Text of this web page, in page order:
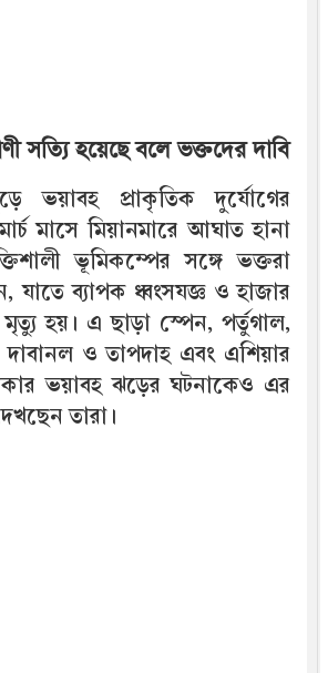
সত্যি হয়েছে বলে ভক্তদের দাবি
ভয়াবহ প্রাকৃতিক দুর্যোগের
মাসে মিয়ানমারে আঘাত হানা
ভূমিকম্পের সঙ্গে ভক্তরা
যাতে ব্যাপক ধ্বংসযজ্ঞ ও হাজার
হয়। এ ছাড়া স্পেন, পর্তুগাল,
দাবানল ও তাপদাহ এবং এশিয়ার
ভয়াবহ ঝড়ের ঘটনাকেও এর
তারা।